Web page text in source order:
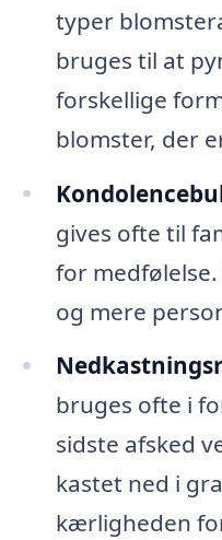
typer
bruges til at
forskellige
blomster, der
gives ofte til
for
og mere
bruges ofte i
sidste afsked
kastet ned i
kærligheden